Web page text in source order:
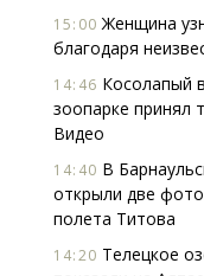
15:00 Женщина
благодаря
14:46 Косолапый
зоопарке принял
Видео
14:40 В
открыли две
полета Титова
14:20 Телецкое